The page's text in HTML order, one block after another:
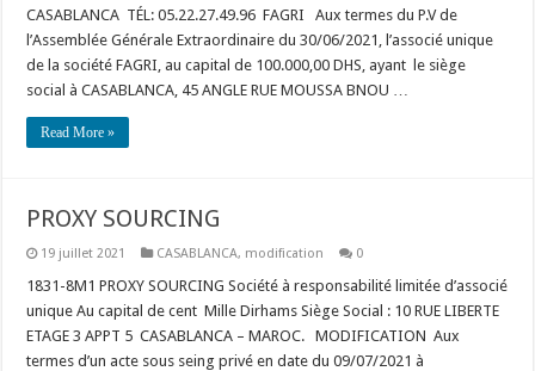
CASABLANCA TÉL: 05.22.27.49.96 FAGRI Aux termes du P.V de
l’Assemblée Générale Extraordinaire du 30/06/2021, l’associé unique
de la société FAGRI, au capital de 100.000,00 DHS, ayant le siège
social à CASABLANCA, 45 ANGLE RUE MOUSSA BNOU …
Read More »
PROXY SOURCING
19 juillet 2021 CASABLANCA, modification 0
1831-8M1 PROXY SOURCING Société à responsabilité limitée d’associé
unique Au capital de cent Mille Dirhams Siège Social : 10 RUE LIBERTE
ETAGE 3 APPT 5 CASABLANCA – MAROC. MODIFICATION Aux
termes d’un acte sous seing privé en date du 09/07/2021 à